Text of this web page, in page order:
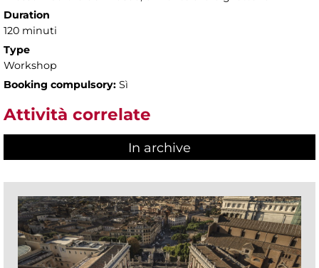
Duration
120 minuti
Type
Workshop
Booking compulsory: Sì
Attività correlate
In archive